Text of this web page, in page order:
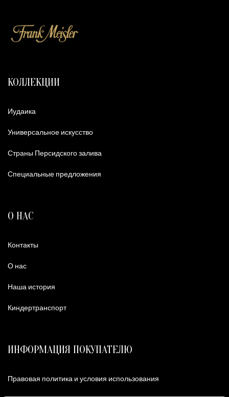
КОЛЛЕКЦИИ
Иудаика
Универсальное искусство
Страны Персидского залива
Специальные предложения
О НАС
Контакты
О нас
Наша история
Киндертранспорт
ИНФОРМАЦИЯ ПОКУПАТЕЛЮ
Правовая политика и условия использования